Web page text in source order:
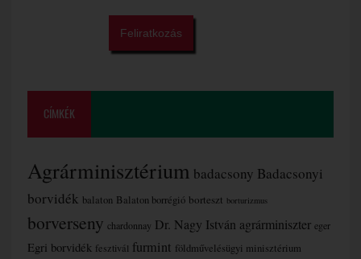
CÍMKÉK
Agrárminisztérium badacsony Badacsonyi
borvidék balaton Balaton borrégió borteszt borturizmus
borverseny chardonnay Dr. Nagy István agrárminiszter eger
Egri borvidék fesztivál furmint földművelésügyi minisztérium